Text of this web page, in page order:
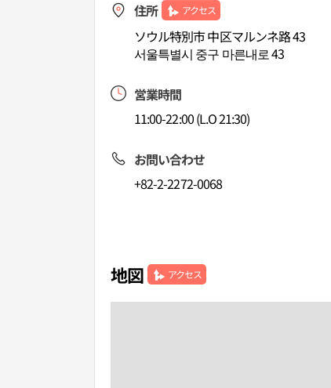
住所 アクセス
ソウル特別市 中区マルンネ路 43
서울특별시 중구 마른내로 43
営業時間
11:00-22:00 (L.O 21:30)
お問い合わせ
+82-2-2272-0068
地図 アクセス